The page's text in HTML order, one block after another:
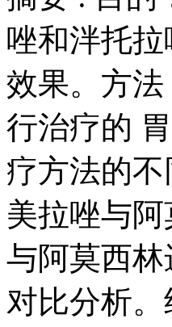
唑和泮托
效果。方法
行治疗的
疗方法的
美拉唑与
与阿莫西
对比分析